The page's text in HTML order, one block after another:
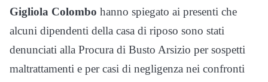
Gigliola Colombo hanno spiegato ai presenti che
alcuni dipendenti della casa di riposo sono stati
denunciati alla Procura di Busto Arsizio per sospetti
maltrattamenti e per casi di negligenza nei confronti